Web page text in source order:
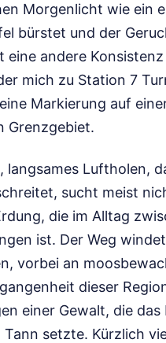
Morgenlicht wie ein
bürstet und der
andere
mich zu Station 7
Markierung auf
Grenzgebiet.
Luftholen,
sucht meist
die im Alltag
ist. Der Weg
vorbei an
dieser
einer Gewalt, die
Tann setzte. Kürzlich